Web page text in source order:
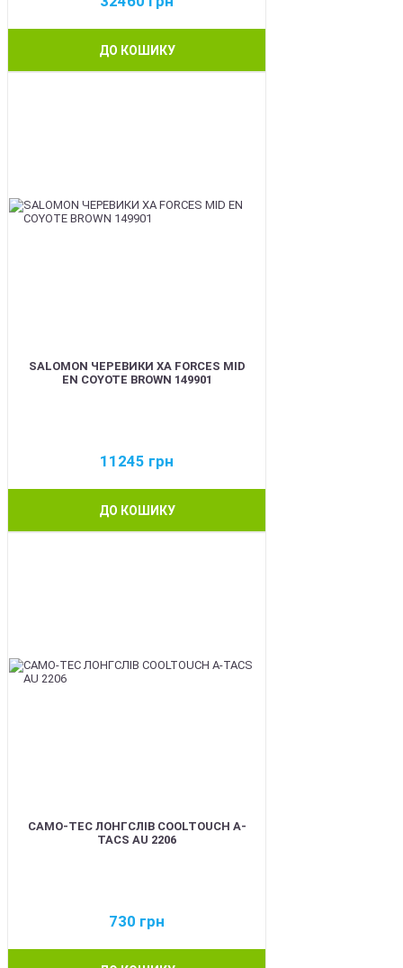
ДО КОШИКУ
SALOMON ЧЕРЕВИКИ XA FORCES MID
EN COYOTE BROWN 149901
11245 грн
ДО КОШИКУ
CAMO-TEC ЛОНГСЛІВ COOLTOUCH A-
TACS AU 2206
730 грн